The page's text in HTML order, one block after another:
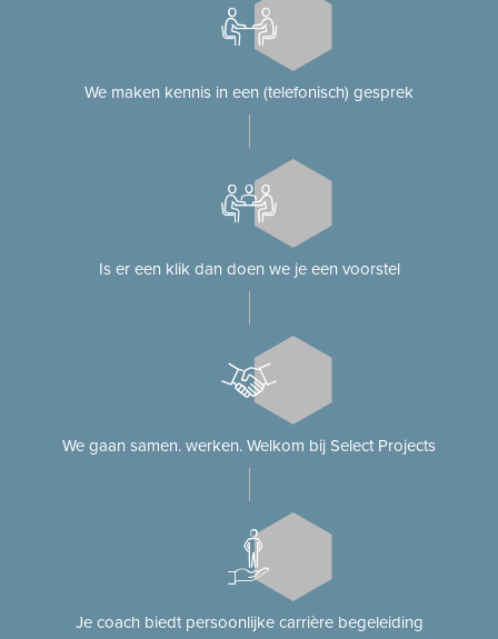
We maken kennis in een (telefonisch) gesprek
Is er een klik dan doen we je een voorstel
We gaan samen. werken. Welkom bij Select Projects
Je coach biedt persoonlijke carrière begeleiding